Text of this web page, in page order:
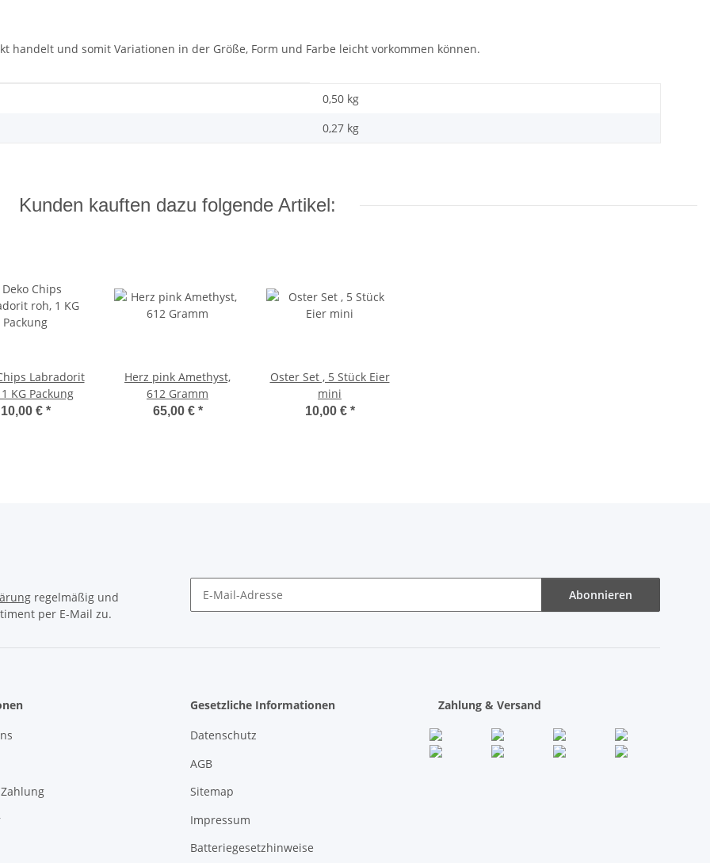
handelt und somit Variationen in der Größe, Form und Farbe leicht vorkommen können.
0,50 kg
0,27 kg
Kunden kauften dazu folgende Artikel:
Labradorit
KG Packung
10,00 € *
Herz pink Amethyst,
612 Gramm
65,00 € *
Oster Set , 5 Stück Eier
mini
10,00 € *
regelmäßig und
per E-Mail zu.
Abonnieren
Gesetzliche Informationen
Datenschutz
AGB
Sitemap
Impressum
Batteriegesetzhinweise
Zahlung & Versand